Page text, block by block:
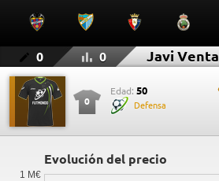
0 0 Javi Venta
0
Edad: 50
Defensa
Evolución del precio
1 M€